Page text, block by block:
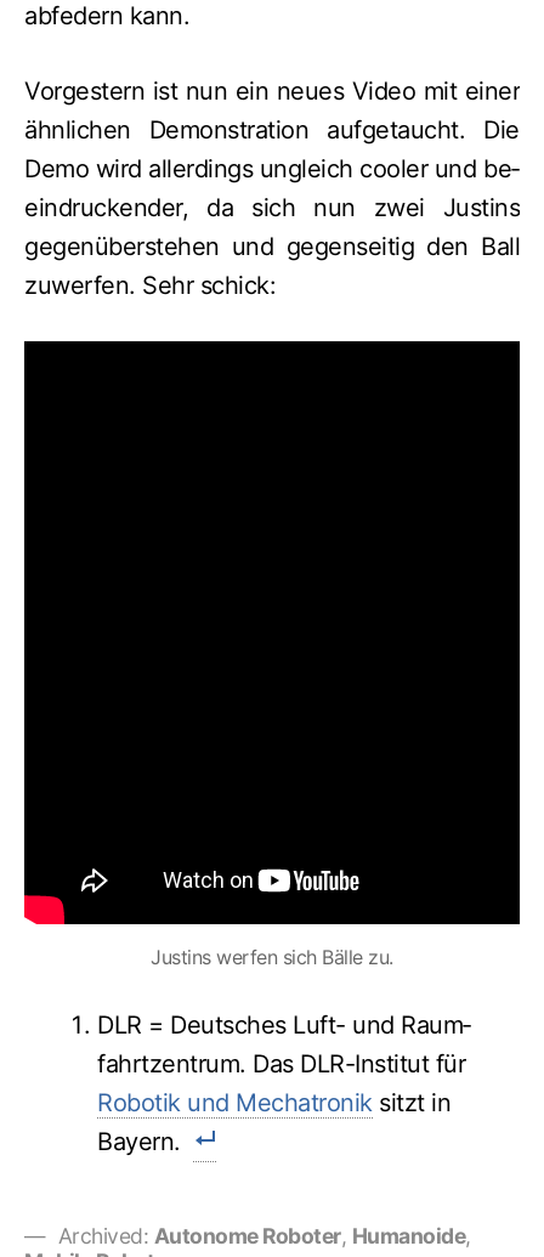
ab­federn kann.
Vorgestern ist nun ein neues Video mit einer
ähn­lichen De­mon­stra­tion auf­ge­taucht. Die
Demo wird al­ler­dings un­gleich cooler und be­
ein­drucken­der, da sich nun zwei Justins
gegen­über­stehen und gegen­seitig den Ball
zu­wer­fen. Sehr schick:
Justins werfen sich Bälle zu.
DLR = Deut­sches Luft- und Raum­
fahrt­zen­trum. Das DLR-In­sti­tut für
Robotik und Mechatroniksitzt in
Bayern.
Archived: Autonome Roboter, Humanoide,